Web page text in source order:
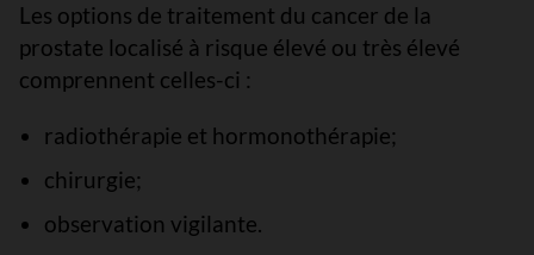
Les options de traitement du cancer de la
prostate localisé à risque élevé ou très élevé
comprennent celles-ci :
radiothérapie et hormonothérapie;
chirurgie;
observation vigilante.